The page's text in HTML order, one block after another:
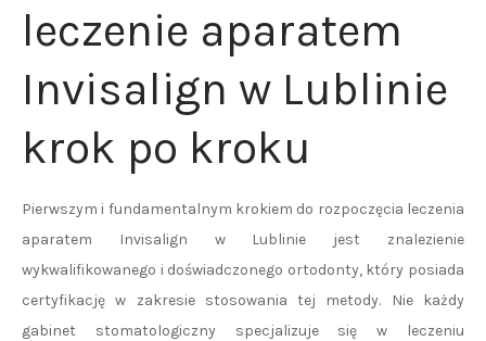
leczenie aparatem
Invisalign w Lublinie
krok po kroku
Pierwszym i fundamentalnym krokiem do rozpoczęcia leczenia
aparatem Invisalign w Lublinie jest znalezienie
wykwalifikowanego i doświadczonego ortodonty, który posiada
certyfikację w zakresie stosowania tej metody. Nie każdy
gabinet stomatologiczny specjalizuje się w leczeniu